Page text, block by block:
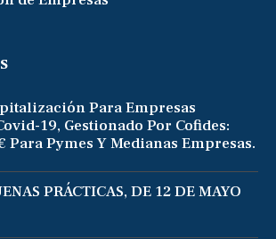
Para Empresas
19, Gestionado Por Cofides:
Para Pymes Y Medianas Empresas.
PRÁCTICAS, DE 12 DE MAYO